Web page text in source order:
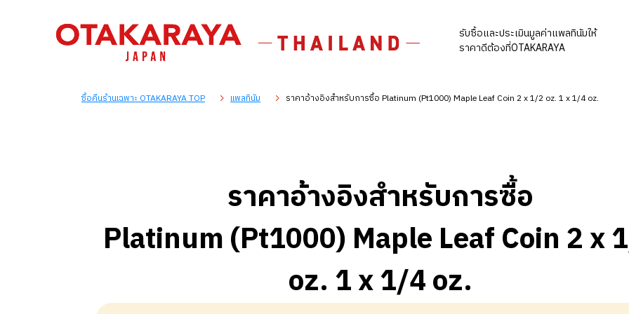
รับซื้อและประเมินมูลค่าแพลทินัมให้
ราคาดีต้องที่OTAKARAYA
ซื้อคืนร้านเฉพาะ OTAKARAYA TOP แพลทินัม ราคาอ้างอิงสำหรับการซื้อ Platinum (Pt1000) Maple Leaf Coin 2 x 1/2 oz. 1 x 1/4 oz.
ราคาอ้างอิงสำหรับการซื้อ
Platinum (Pt1000) Maple Leaf Coin 2 x
oz. 1 x 1/4 oz.